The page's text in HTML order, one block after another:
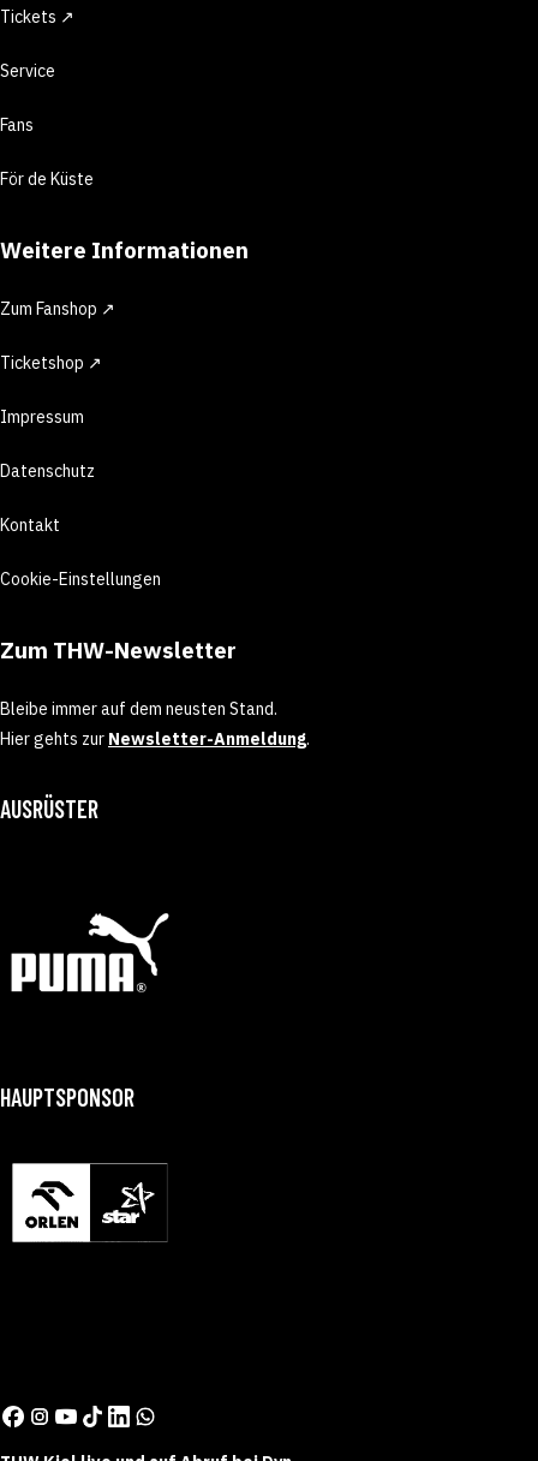
Tickets ↗
Service
Fans
För de Küste
Weitere Informationen
Zum Fanshop ↗
Ticketshop ↗
Impressum
Datenschutz
Kontakt
Cookie-Einstellungen
Zum THW-Newsletter
Bleibe immer auf dem neusten Stand.
Hier gehts zur Newsletter-Anmeldung.
AUSRÜSTER
HAUPTSPONSOR